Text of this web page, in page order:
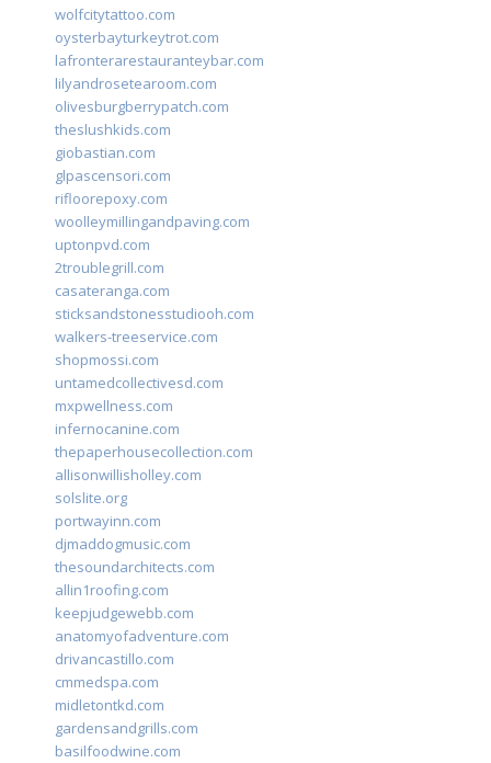
wolfcitytattoo.com
oysterbayturkeytrot.com
lafronterarestauranteybar.com
lilyandrosetearoom.com
olivesburgberrypatch.com
theslushkids.com
giobastian.com
glpascensori.com
rifloorepoxy.com
woolleymillingandpaving.com
uptonpvd.com
2troublegrill.com
casateranga.com
sticksandstonesstudiooh.com
walkers-treeservice.com
shopmossi.com
untamedcollectivesd.com
mxpwellness.com
infernocanine.com
thepaperhousecollection.com
allisonwillisholley.com
solslite.org
portwayinn.com
djmaddogmusic.com
thesoundarchitects.com
allin1roofing.com
keepjudgewebb.com
anatomyofadventure.com
drivancastillo.com
cmmedspa.com
midletontkd.com
gardensandgrills.com
basilfoodwine.com